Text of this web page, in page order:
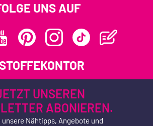
UNS AUF
UNSEREN
ABONIEREN.
unsere Nähtipps, Angebote und